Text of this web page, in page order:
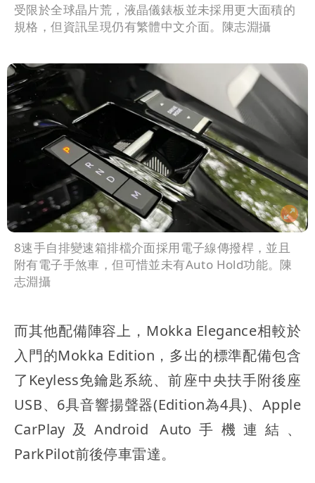
受限於全球晶片荒，液晶儀錶板並未採用更大面積的
規格，但資訊呈現仍有繁體中文介面。陳志淵攝
8速手自排變速箱排檔介面採用電子線傳撥桿，並且
附有電子手煞車，但可惜並未有Auto Hold功能。陳
志淵攝
而其他配備陣容上，Mokka Elegance相較於
入門的Mokka Edition，多出的標準配備包含
了Keyless免鑰匙系統、前座中央扶手附後座
USB、6具音響揚聲器(Edition為4具)、Apple
CarPlay及Android Auto手機連結、
ParkPilot前後停車雷達。